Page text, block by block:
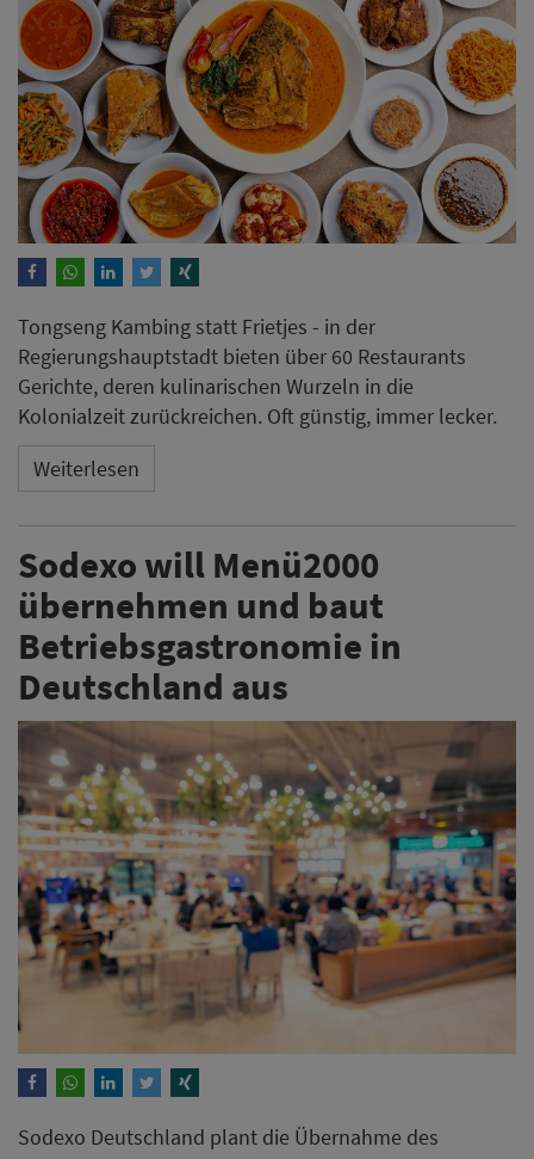
Tongseng Kambing statt Frietjes - in der
Regierungshauptstadt bieten über 60 Restaurants
Gerichte, deren kulinarischen Wurzeln in die
Kolonialzeit zurückreichen. Oft günstig, immer lecker.
Weiterlesen
Sodexo will Menü2000
übernehmen und baut
Betriebsgastronomie in
Deutschland aus
Sodexo Deutschland plant die Übernahme des